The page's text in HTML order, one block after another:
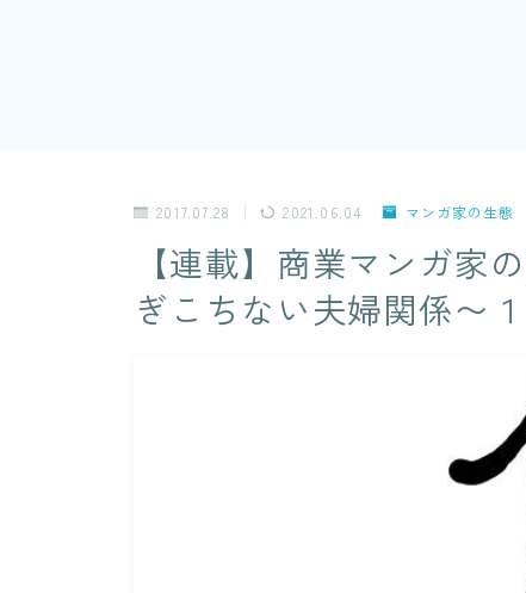
2017.07.28 2021.06.04 マンガ家の生態
【連載】商業マンガ家
ぎこちない夫婦関係〜１